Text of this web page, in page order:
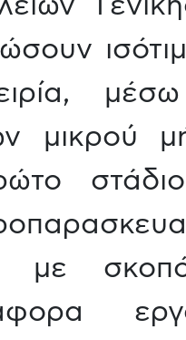
μικρού
με